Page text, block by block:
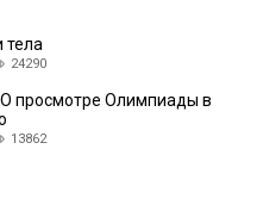
тела
24290
просмотре Олимпиады в
13862